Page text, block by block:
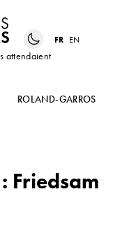
attendaient
FR EN
ROLAND-GARROS
Friedsam